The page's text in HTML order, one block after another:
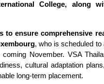
College, along
ensure comprehensive
, who is scheduled to
November. VSA
cultural adaptation
long-term placement.